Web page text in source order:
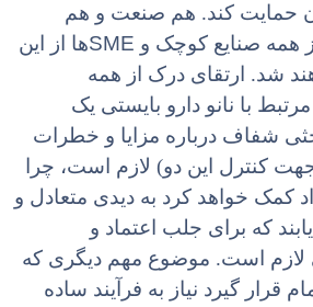
حمایت کند. هم صنعت و هم
همه صنایع کوچک و SMEها از این
شد. ارتقای درک از همه
مرتبط با نانو دارو بایستی یک
شفاف درباره مزایا و خطرات
کنترل این دو) لازم است، چرا
کمک خواهد کرد به دیدی متعادل و
که برای جلب اعتماد و
لازم است. موضوع مهم دیگری که
قرار گیرد نیاز به فرآیند ساده